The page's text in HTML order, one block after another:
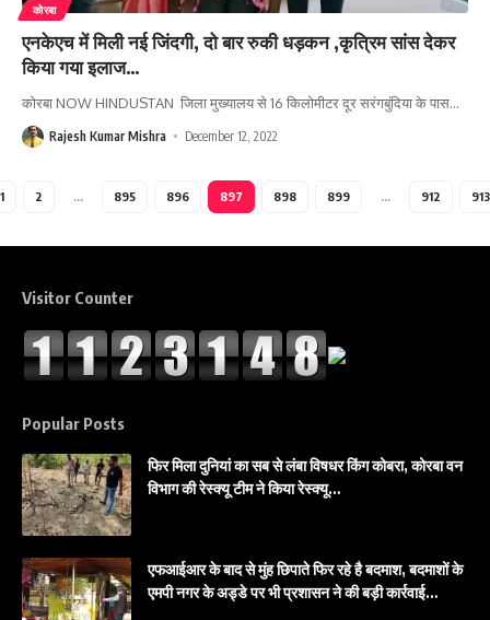
कोरबा
एनकेएच में मिली नई जिंदगी, दो बार रुकी धड़कन ,कृत्रिम सांस देकर
किया गया इलाज…
कोरबा NOW HINDUSTAN जिला मुख्यालय से 16 किलोमीटर दूर सरंगबुंदिया के पास…
Rajesh Kumar Mishra December 12, 2022
1 2 … 895 896 897 898 899 … 912 913
Visitor Counter
Popular Posts
फिर मिला दुनियां का सब से लंबा विषधर किंग कोबरा, कोरबा वन
विभाग की रेस्क्यू टीम ने किया रेस्क्यू…
एफआईआर के बाद से मुंह छिपाते फिर रहे है बदमाश, बदमाशों के
एमपी नगर के अड्डे पर भी प्रशासन ने की बड़ी कार्रवाई…